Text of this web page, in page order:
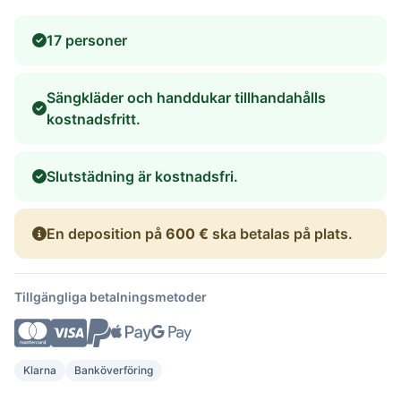
17 personer
Sängkläder och handdukar tillhandahålls
kostnadsfritt.
Slutstädning är kostnadsfri.
En deposition på 600 € ska betalas på plats.
Tillgängliga betalningsmetoder
Klarna Banköverföring